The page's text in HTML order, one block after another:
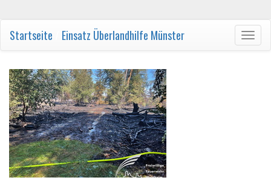
Startseite Einsatz Überlandhilfe Münster